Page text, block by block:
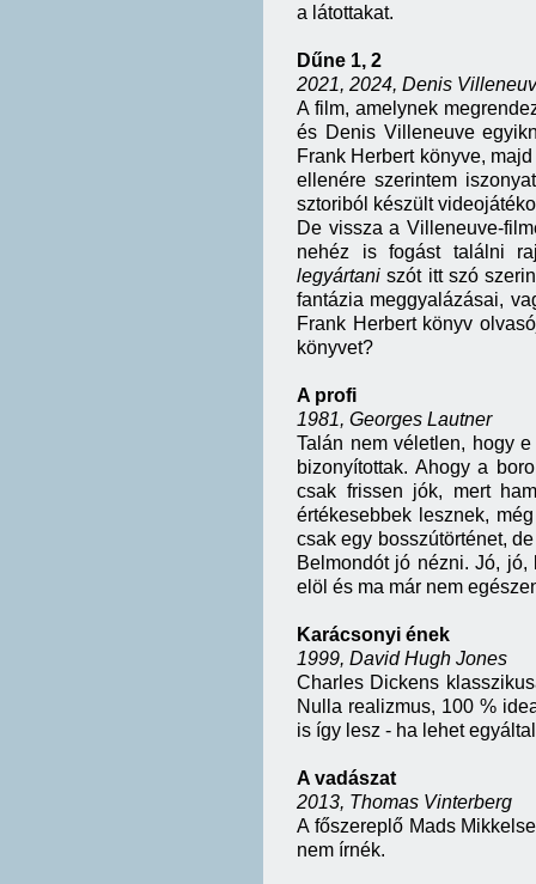
a látottakat.
Dűne 1, 2
2021, 2024, Denis
A film, amelynek
és Denis Villeneuve
Frank Herbert könyve,
ellenére szerintem
sztoriból készült
De vissza a Villeneuve-
nehéz is fogást találni
legyártani szót itt szó
fantázia meggyalázásai,
Frank Herbert könyv
könyvet?
A profi
1981, Georges Lautner
Talán nem véletlen, hogy
bizonyítottak. Ahogy a
csak frissen jók, mert
értékesebbek lesznek,
csak egy bosszútörténet,
Belmondót jó nézni. Jó,
elöl és ma már nem
Karácsonyi ének
1999, David Hugh Jones
Charles Dickens
Nulla realizmus, 100 %
is így lesz - ha lehet
A vadászat
2013, Thomas Vinterberg
A főszereplő Mads
nem írnék.